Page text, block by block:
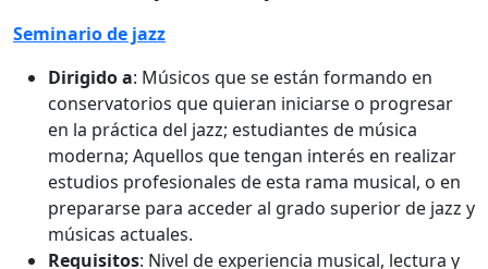
Seminario de jazz
Dirigido a: Músicos que se están formando en
conservatorios que quieran iniciarse o progresar
en la práctica del jazz; estudiantes de música
moderna; Aquellos que tengan interés en realizar
estudios profesionales de esta rama musical, o en
prepararse para acceder al grado superior de jazz y
músicas actuales.
Requisitos: Nivel de experiencia musical, lectura y